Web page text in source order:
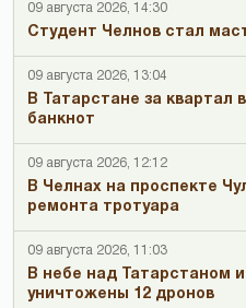
09 августа 2026, 14:30
Студент Челнов стал
09 августа 2026, 13:04
В Татарстане за квартал
банкнот
09 августа 2026, 12:12
В Челнах на проспекте
ремонта тротуара
09 августа 2026, 11:03
В небе над Татарстаном
уничтожены 12 дронов